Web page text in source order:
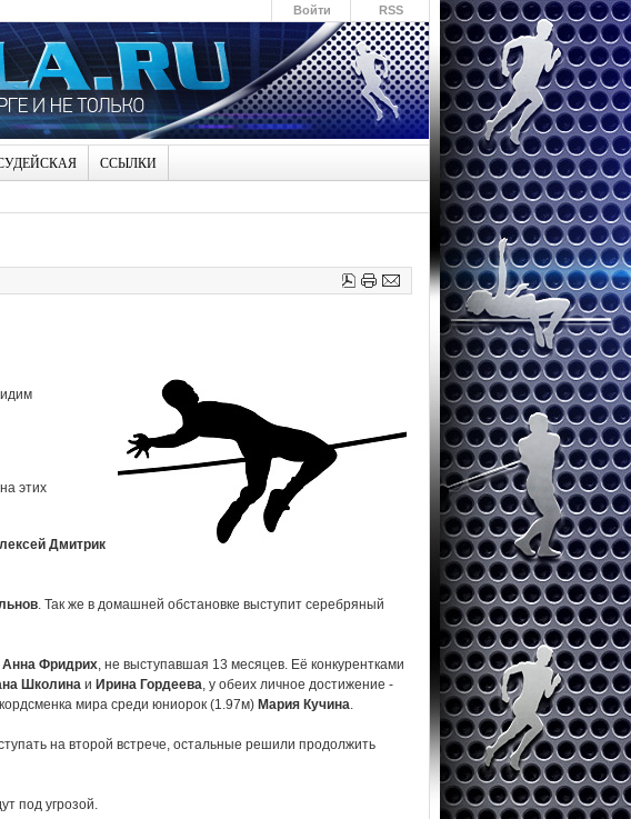
Войти RSS
ССЫЛКИ
этих
Дмитрик
. Так же в домашней обстановке выступит серебряный
Анна Фридрих, не выступавшая 13 месяцев. Её конкурентками
Школина и Ирина Гордеева, у обеих личное достижение -
мира среди юниорок (1.97м) Мария Кучина.
на второй встрече, остальные решили продолжить
под угрозой.